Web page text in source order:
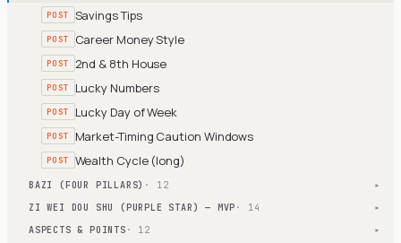
POST Savings Tips
POST Career Money Style
POST 2nd & 8th House
POST Lucky Numbers
POST Lucky Day of Week
POST Market-Timing Caution Windows
POST Wealth Cycle (long)
BAZI (FOUR PILLARS) · 12 ▾
ZI WEI DOU SHU (PURPLE STAR) — MVP · 14 ▾
ASPECTS & POINTS · 12 ▾